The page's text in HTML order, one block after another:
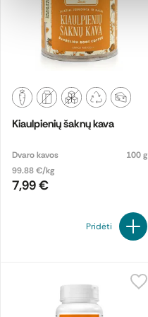
Kiaulpienių šaknų kava
Dvaro kavos
100 g
99.88 €/kg
7,99 €
Pridėti